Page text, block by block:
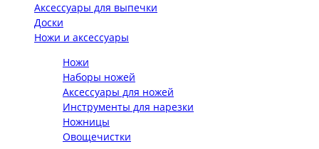
Аксессуары для выпечки
Доски
Ножи и аксессуары
Ножи
Наборы ножей
Аксессуары для ножей
Инструменты для нарезки
Ножницы
Овощечистки